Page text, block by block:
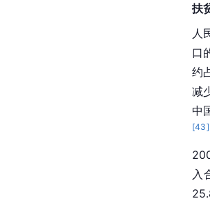
扶
人
口
约
减
中
[43]
入